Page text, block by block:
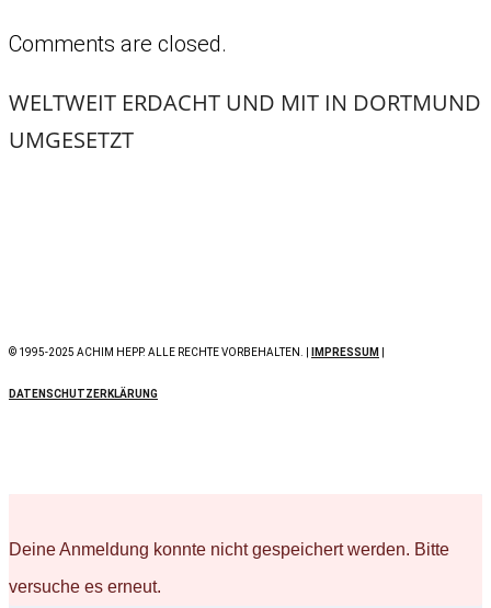
Comments are closed.
WELTWEIT ERDACHT UND MIT IN DORTMUND
UMGESETZT
© 1995-2025 ACHIM HEPP. ALLE RECHTE VORBEHALTEN. | IMPRESSUM
DATENSCHUTZERKLÄRUNG
Deine Anmeldung konnte nicht gespeichert werden. Bitte
versuche es erneut.